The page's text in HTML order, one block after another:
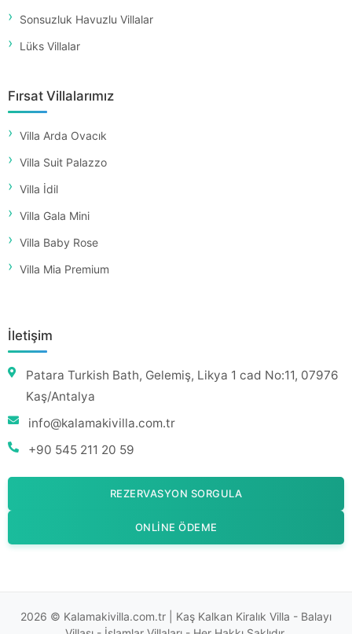
Sonsuzluk Havuzlu Villalar
Lüks Villalar
Fırsat Villalarımız
Villa Arda Ovacık
Villa Suit Palazzo
Villa İdil
Villa Gala Mini
Villa Baby Rose
Villa Mia Premium
İletişim
Patara Turkish Bath, Gelemiş, Likya 1 cad No:11, 07976
Kaş/Antalya
info@kalamakivilla.com.tr
+90 545 211 20 59
REZERVASYON SORGULA
ONLINE ÖDEME
2026 © Kalamakivilla.com.tr | Kaş Kalkan Kiralık Villa - Balayı